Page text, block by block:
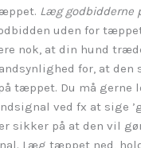
Læg godbidderne
uden for
nok, at din hund
for, at
tæppet. Du må gerne
ved fx at sige
sikker på at den vil
Læg tæppet ned,